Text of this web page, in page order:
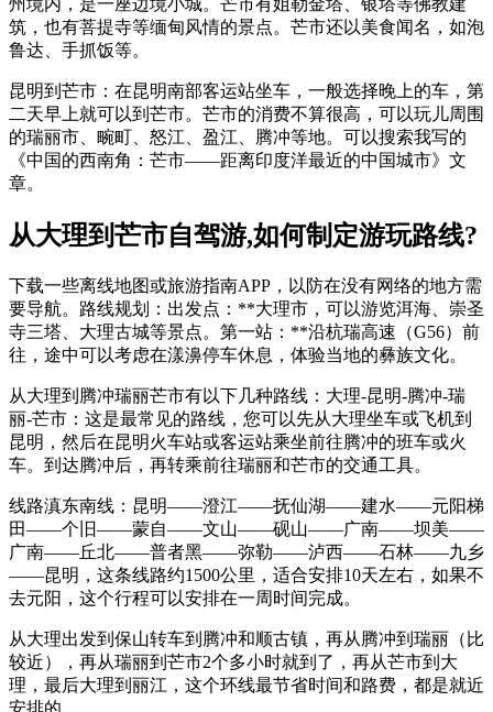
筑，也有菩提寺等缅甸风情的景点。芒市还以美食闻名，如泡
鲁达、手抓饭等。
昆明到芒市：在昆明南部客运站坐车，一般选择晚上的车，第
二天早上就可以到芒市。芒市的消费不算很高，可以玩儿周围
的瑞丽市、畹町、怒江、盈江、腾冲等地。可以搜索我写的
《中国的西南角：芒市——距离印度洋最近的中国城市》文
章。
从大理到芒市自驾游,如何制定游玩路线?
下载一些离线地图或旅游指南APP，以防在没有网络的地方需
要导航。路线规划：出发点：**大理市，可以游览洱海、崇圣
寺三塔、大理古城等景点。第一站：**沿杭瑞高速（G56）前
往，途中可以考虑在漾濞停车休息，体验当地的彝族文化。
从大理到腾冲瑞丽芒市有以下几种路线：大理-昆明-腾冲-瑞
丽-芒市：这是最常见的路线，您可以先从大理坐车或飞机到
昆明，然后在昆明火车站或客运站乘坐前往腾冲的班车或火
车。到达腾冲后，再转乘前往瑞丽和芒市的交通工具。
线路滇东南线：昆明——澄江——抚仙湖——建水——元阳梯
田——个旧——蒙自——文山——砚山——广南——坝美——
广南——丘北——普者黑——弥勒——泸西——石林——九乡
——昆明，这条线路约1500公里，适合安排10天左右，如果不
去元阳，这个行程可以安排在一周时间完成。
从大理出发到保山转车到腾冲和顺古镇，再从腾冲到瑞丽（比
较近），再从瑞丽到芒市2个多小时就到了，再从芒市到大
理，最后大理到丽江，这个环线最节省时间和路费，都是就近
安排的。